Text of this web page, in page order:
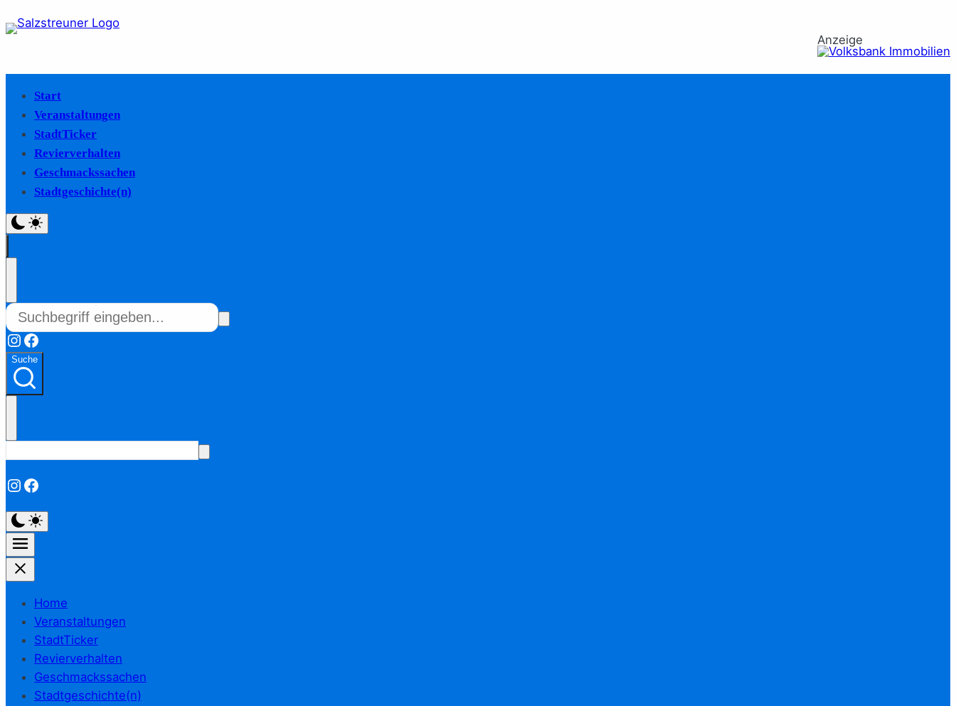
Anzeige
Start
Veranstaltungen
StadtTicker
Revierverhalten
Geschmackssachen
Stadtgeschichte(n)
Instagram
Facebook
Suche
Instagram
Facebook
Home
Veranstaltungen
StadtTicker
Revierverhalten
Geschmackssachen
Stadtgeschichte(n)